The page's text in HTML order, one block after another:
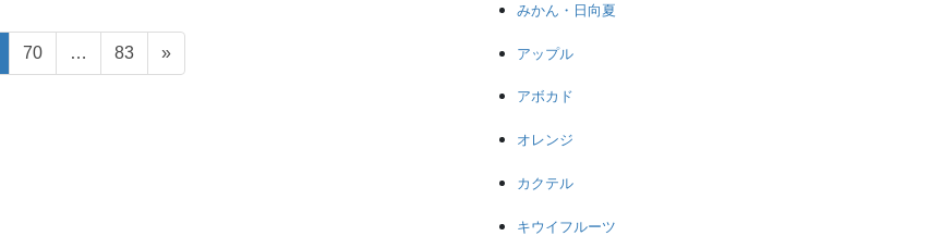
固
定
70 …
固
定
83 »
みかん・日向夏
アップル
アボカド
オレンジ
カクテル
キウイフルーツ